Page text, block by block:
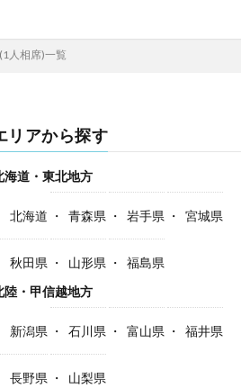
人相席)一覧
リアから探す
海道・東北地方
北海道 青森県 岩手県 宮城県
秋田県 山形県
福島県
陸・甲信越地方
新潟県 石川県 富山県 福井県
長野県
山梨県